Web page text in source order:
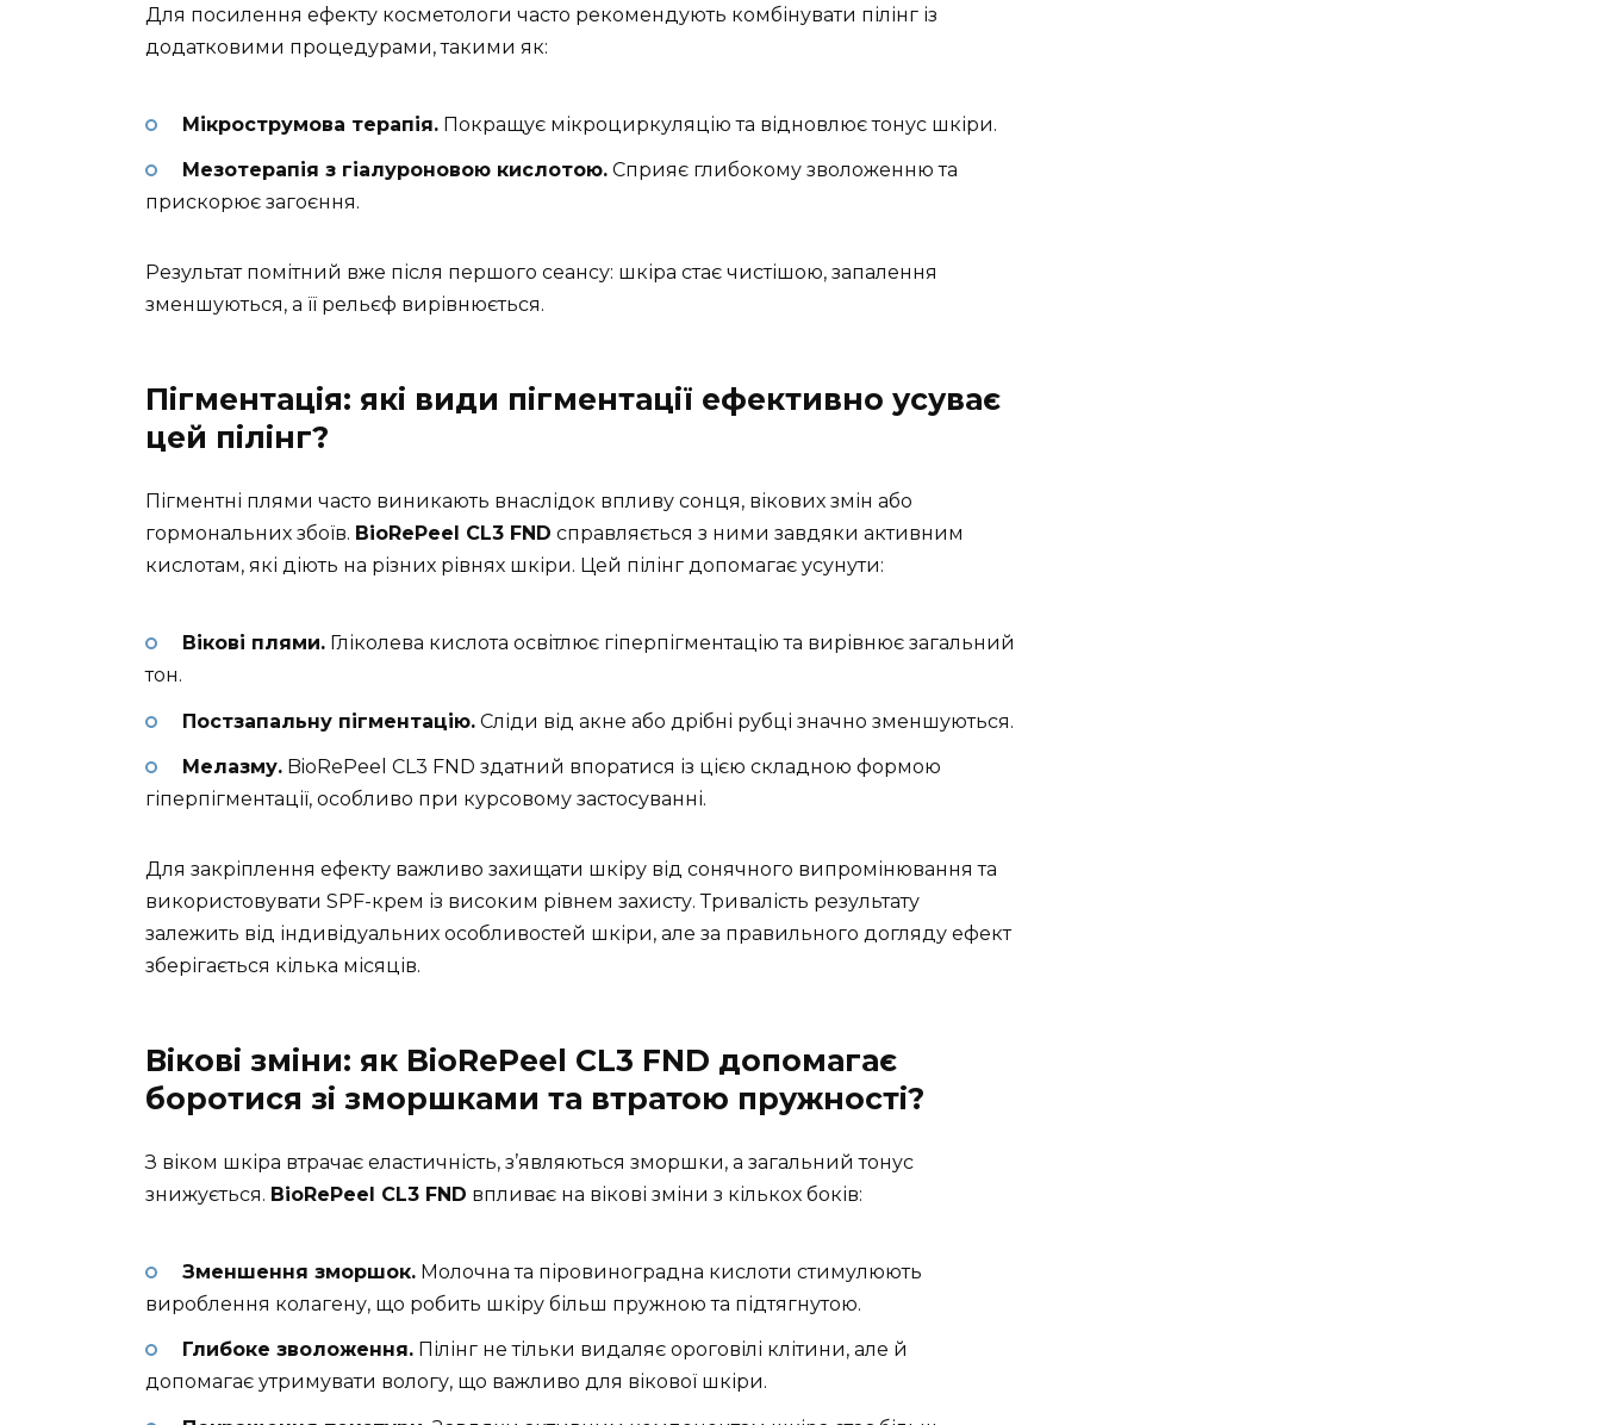
Для посилення ефекту косметологи часто рекомендують комбінувати пілінг із
додатковими процедурами, такими як:
Мікрострумова терапія.Покращує мікроциркуляцію та відновлює тонус шкіри.
Мезотерапія з гіалуроновою кислотою.Сприяє глибокому зволоженню та
прискорює загоєння.
Результат помітний вже після першого сеансу: шкіра стає чистішою, запалення
зменшуються, а її рельєф вирівнюється.
Пігментація: які види пігментації ефективно усуває
цей пілінг?
Пігментні плями часто виникають внаслідок впливу сонця, вікових змін або
гормональних збоїв. BioRePeel CL3 FND справляється з ними завдяки активним
кислотам, які діють на різних рівнях шкіри. Цей пілінг допомагає усунути:
Вікові плями.Гліколева кислота освітлює гіперпігментацію та вирівнює загальний
тон.
Постзапальну пігментацію.Сліди від акне або дрібні рубці значно зменшуються.
Мелазму.BioRePeel CL3 FND здатний впоратися із цією складною формою
гіперпігментації, особливо при курсовому застосуванні.
Для закріплення ефекту важливо захищати шкіру від сонячного випромінювання та
використовувати SPF-крем із високим рівнем захисту. Тривалість результату
залежить від індивідуальних особливостей шкіри, але за правильного догляду ефект
зберігається кілька місяців.
Вікові зміни: як BioRePeel CL3 FND допомагає
боротися зі зморшками та втратою пружності?
З віком шкіра втрачає еластичність, з’являються зморшки, а загальний тонус
знижується. BioRePeel CL3 FND впливає на вікові зміни з кількох боків:
Зменшення зморшок.Молочна та піровиноградна кислоти стимулюють
вироблення колагену, що робить шкіру більш пружною та підтягнутою.
Глибоке зволоження.Пілінг не тільки видаляє ороговілі клітини, але й
допомагає утримувати вологу, що важливо для вікової шкіри.